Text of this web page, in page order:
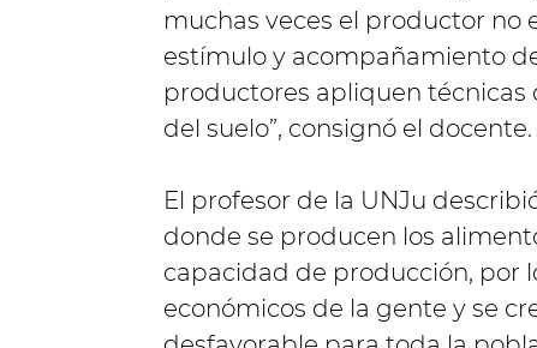
muchas veces el productor no
estímulo y acompañamiento
productores apliquen
del suelo”, consignó el docente.
El profesor de la UNJu
donde se producen los
capacidad de producción, por
económicos de la gente y se